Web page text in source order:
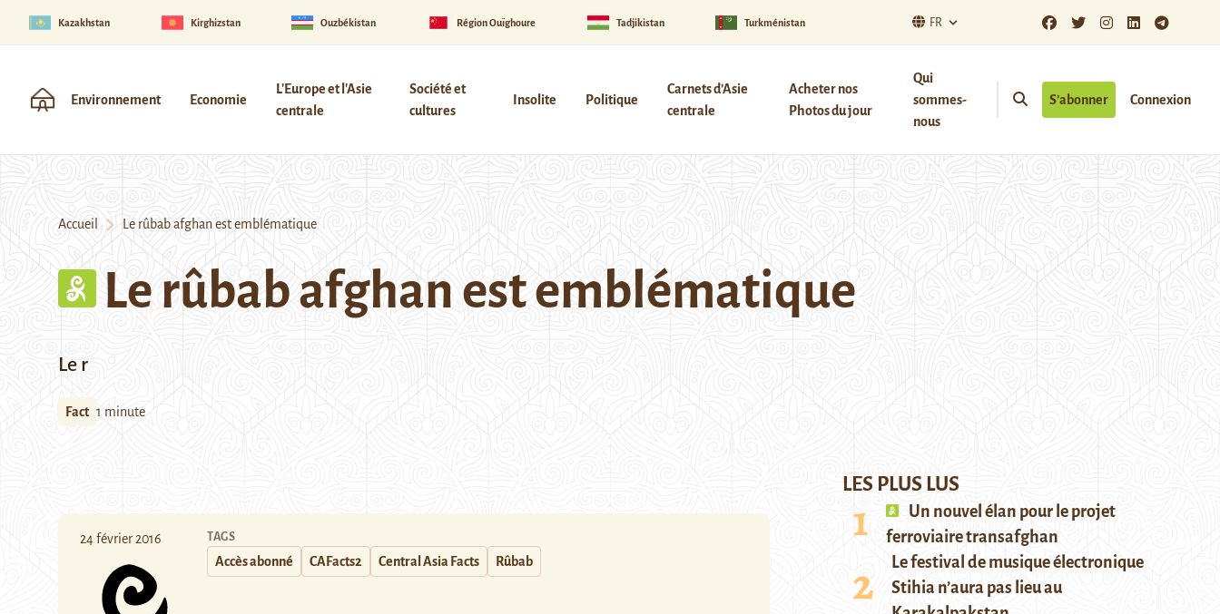
Kazakhstan Kirghizstan Ouzbékistan Région Ouïghoure Tadjikistan Turkménistan FR
Environnement Economie
L'Europe et l'Asie
centrale
Société et
cultures
Insolite Politique
Carnets d’Asie
centrale
Acheter nos
Photos du jour
Qui
sommes-
nous
S’abonner Connexion
Accueil Le rûbab afghan est emblématique
Le rûbab afghan est emblématique
Le r
Fact 1 minute
24 février 2016 TAGS
Accès abonné CAFacts2 Central Asia Facts Rûbab
LES PLUS LUS
Un nouvel élan pour le projet
ferroviaire transafghan
Le festival de musique électronique
Stihia n’aura pas lieu au